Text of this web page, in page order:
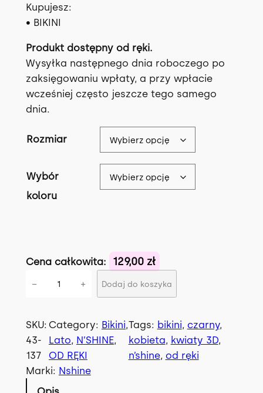
r
w
o
t
y
s
i
ł
u
a
l
n
a
c
e
n
n
o
i
:
Kupujesz:
• BIKINI
Produkt dostępny od ręki.
Wysyłka następnego dnia roboczego po
zaksięgowaniu wpłaty, a przy wpłacie
wcześniej często jeszcze tego samego
dnia.
Rozmiar
Wybór
koloru
Cena całkowita: 129,00 zł
ś
ć
B
i
− + Dodaj do koszyka
SKU:
43-
137
Category: Bikini ,
Lato, N’SHINE
OD RĘKI
Tags: bikini, czarny
kobieta, kwiaty 3D
n’shine, od ręki
Marki: Nshine